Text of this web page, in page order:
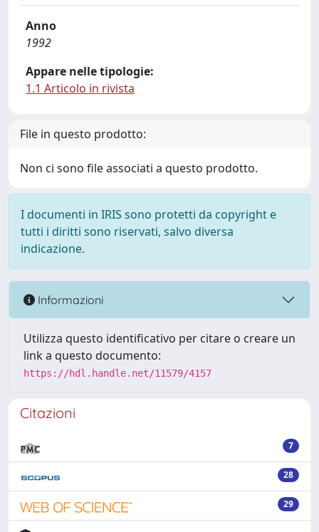
Anno
1992
Appare nelle tipologie:
1.1 Articolo in rivista
File in questo prodotto:
Non ci sono file associati a questo prodotto.
I documenti in IRIS sono protetti da copyright e
tutti i diritti sono riservati, salvo diversa
indicazione.
Informazioni
Utilizza questo identificativo per citare o creare un
link a questo documento:
https://hdl.handle.net/11579/4157
Citazioni
7
28
29